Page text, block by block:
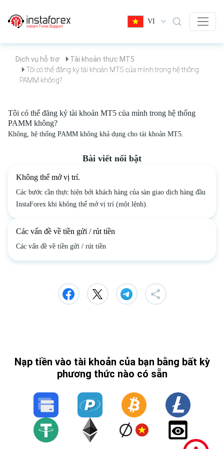
VI
Dịch vụ hỗ trợ
Tài khoản thực MT5
Tôi có thể đăng ký tài khoản MT5 của mình trong hệ thống
PAMM không?
Tôi có thể đăng ký tài khoản MT5 của mình trong hệ thống
PAMM không?
Không, hệ thống PAMM không khả dụng cho tài khoản MT5.
Bài viết nổi bật
Không thể mở vị trí.
Các bước cần thực hiện bởi khách hàng của sàn giao dịch hàng đầu
InstaForex khi không thể mở vị trí (một lệnh).
Các vấn đề về tiền gửi / rút tiền
Các vấn đề về tiền gửi / rút tiền
Nạp tiền vào tài khoản của bạn bằng bất kỳ
phương thức nào có sẵn